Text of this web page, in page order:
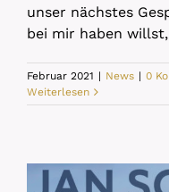
unser nächstes
bei mir haben
Februar 2021 | News | 0
Weiterlesen